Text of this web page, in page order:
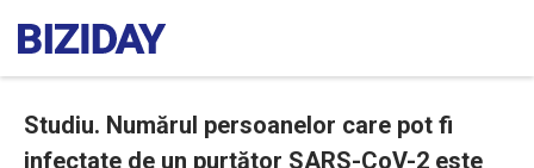
Studiu. Numărul persoanelor care pot fi
infectate de un purtător SARS-CoV-2 este